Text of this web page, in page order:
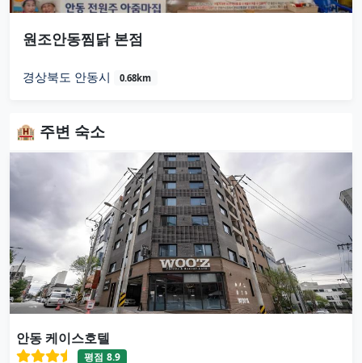
원조안동찜닭 본점
경상북도 안동시 0.68km
🏨 주변 숙소
안동 케이스호텔
평점 8.9